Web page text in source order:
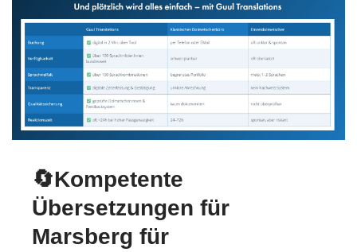
🔄Kompetente
Übersetzungen für
Marsberg für